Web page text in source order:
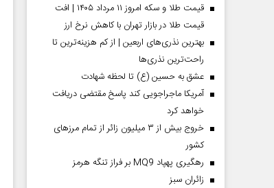
قیمت طلا و سکه امروز ۱۱ مرداد ۱۴۰۵ | افت
قیمت طلا در بازار تهران با کاهش نرخ ارز
بهترین نذری‌های اربعین | از کم هزینه‌ترین تا
راحت‌ترین نذری‌ها
عشق به حسین (ع) تا لحظه شهادت
آمریکا ماجراجویی کند پاسخ مقتضی دریافت
خواهد کرد
خروج بیش از ۳ میلیون زائر از تمام مرز‌های
کشور
رهگیری پهپاد MQ9 بر فراز تنگه هرمز
‌زائران سبز